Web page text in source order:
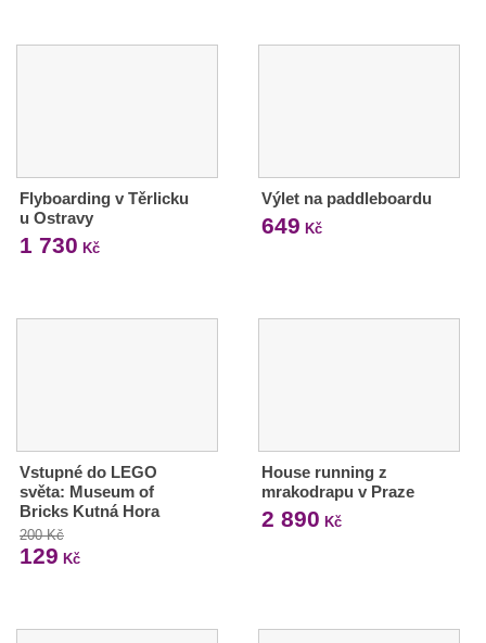
Flyboarding v Těrlicku
u Ostravy
1 730 Kč
Výlet na paddleboardu
649 Kč
Vstupné do LEGO
světa: Museum of
Bricks Kutná Hora
200 Kč
129 Kč
House running z
mrakodrapu v Praze
2 890 Kč